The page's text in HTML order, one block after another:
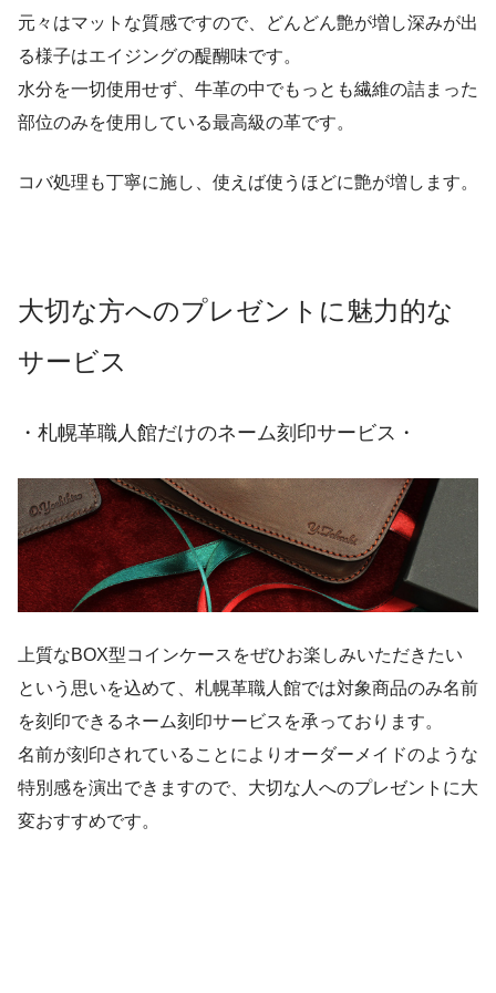
元々はマットな質感ですので、どんどん艶が増し深みが出
る様子はエイジングの醍醐味です。
水分を一切使用せず、牛革の中でもっとも繊維の詰まった
部位のみを使用している最高級の革です。
コバ処理も丁寧に施し、使えば使うほどに艶が増します。
大切な方へのプレゼントに魅力的な
サービス
・札幌革職人館だけのネーム刻印サービス・
上質なBOX型コインケースをぜひお楽しみいただきたい
という思いを込めて、札幌革職人館では対象商品のみ名前
を刻印できるネーム刻印サービスを承っております。
名前が刻印されていることによりオーダーメイドのような
特別感を演出できますので、大切な人へのプレゼントに大
変おすすめです。